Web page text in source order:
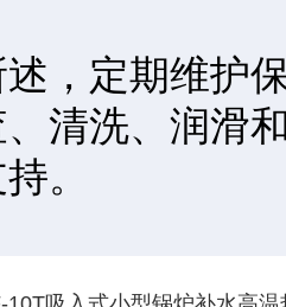
定期维护保
清洗、润滑
。